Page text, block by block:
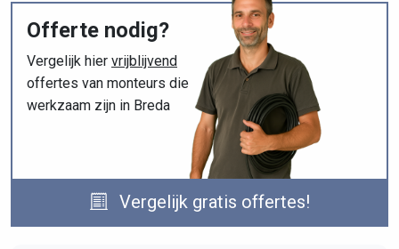
Offerte nodig?
Vergelijk hier vrijblijvend
offertes van monteurs die
werkzaam zijn in Breda
Vergelijk gratis offertes!